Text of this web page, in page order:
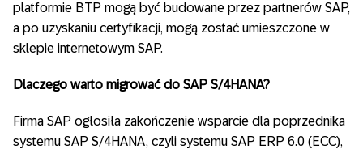
platformie BTP mogą być budowane przez partnerów SAP,
a po uzyskaniu certyfikacji, mogą zostać umieszczone w
sklepie internetowym SAP.
Dlaczego warto migrować do SAP S/4HANA?
Firma SAP ogłosiła zakończenie wsparcie dla poprzednika
systemu SAP S/4HANA, czyli systemu SAP ERP 6.0 (ECC),